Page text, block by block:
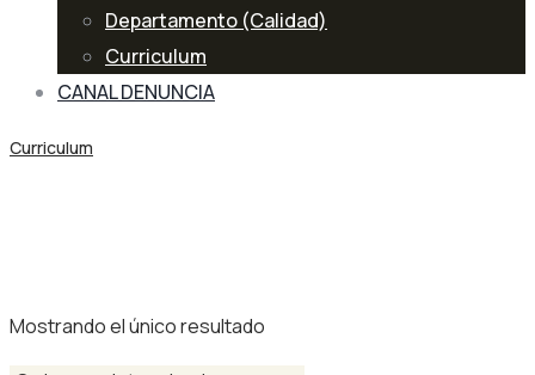
Departamento (Calidad)
Curriculum
CANAL DENUNCIA
Curriculum
Mostrando el único resultado